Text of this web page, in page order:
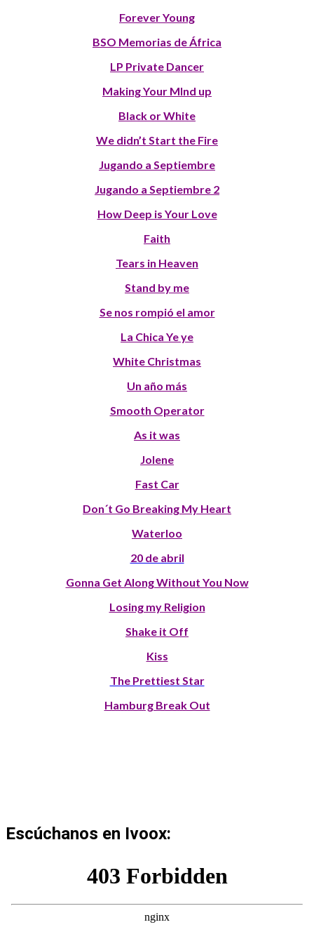
Forever Young
BSO Memorias de África
LP Private Dancer
Making Your MInd up
Black or White
We didn’t Start the Fire
Jugando a Septiembre
Jugando a Septiembre 2
How Deep is Your Love
Faith
Tears in Heaven
Stand by me
Se nos rompió el amor
La Chica Ye ye
White Christmas
Un año más
Smooth Operator
As it was
Jolene
Fast Car
Don´t Go Breaking My Heart
Waterloo
20 de abril
Gonna Get Along Without You Now
Losing my Religion
Shake it Off
Kiss
The Prettiest Star
Hamburg Break Out
Escúchanos en Ivoox: